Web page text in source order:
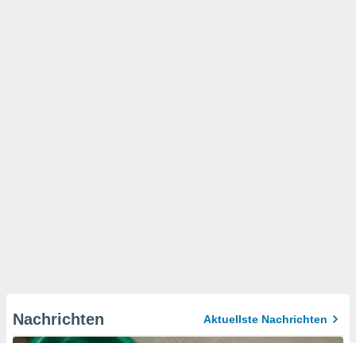
Nachrichten Aktuellste Nachrichten